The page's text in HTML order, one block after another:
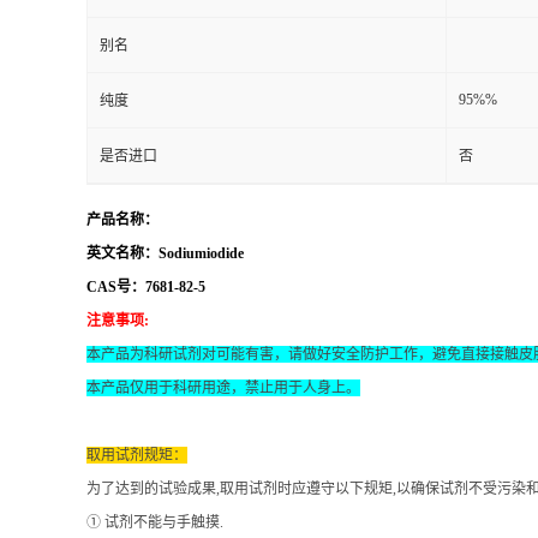
别名
纯度 95%%
是否进口 否
产品名称：
英文名称：Sodiumiodide
CAS号：7681-82-5
注意事项:
本产品为科研试剂对可能有害，请做好安全防护工作，避免直接接触皮
本产品仅用于科研用途，禁止用于人身上。
取用试剂规矩：
为了达到的试验成果,取用试剂时应遵守以下规矩,以确保试剂不受污染和
① 试剂不能与手触摸.